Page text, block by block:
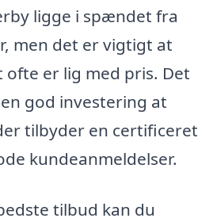
ligge i spændet fra
men det er vigtigt at
ofte er lig med pris. Det
god investering at
tilbyder en certificeret
kundeanmeldelser.
tilbud kan du